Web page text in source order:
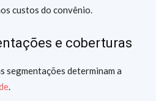
custos do convênio.
e coberturas
segmentações determinam a
.